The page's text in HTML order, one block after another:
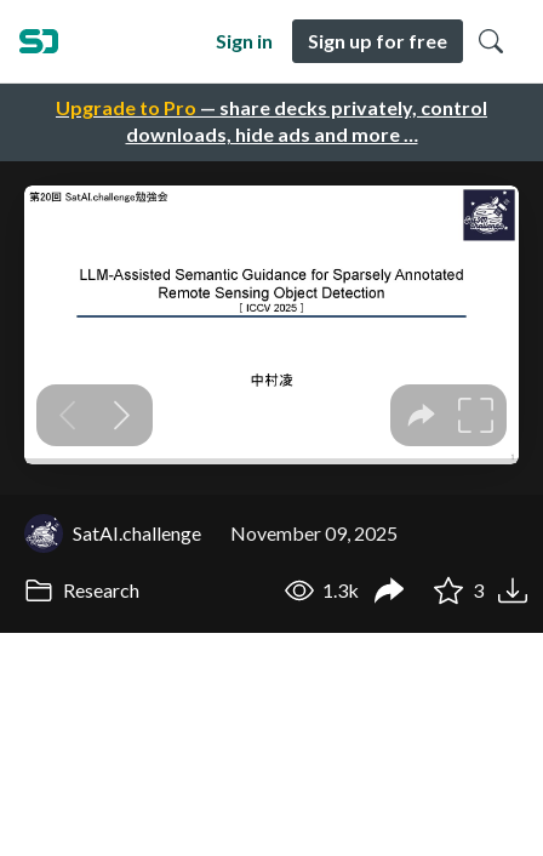
Upgrade to Pro — share decks privately, control
downloads, hide ads and more …
Sign in Sign up for free
SatAI.challenge November 09, 2025
Research 1.3k 3